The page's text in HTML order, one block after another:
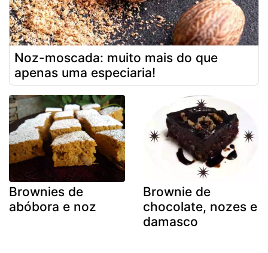
Noz-moscada: muito mais do que
apenas uma especiaria!
Brownies de
abóbora e noz
Brownie de
chocolate, nozes e
damasco